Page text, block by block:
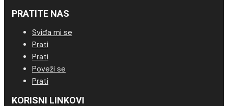
PRATITE NAS
Sviđa mi se
Prati
Prati
Poveži se
Prati
KORISNI LINKOVI